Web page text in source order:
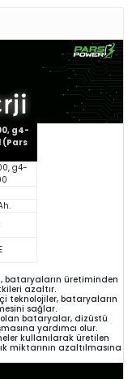
g4-
(Pars
g4-
bataryaların üretiminden
azaltır.
teknolojiler, bataryaların
sağlar.
bataryalar, dizüstü
yardımcı olur.
kullanılarak üretilen
miktarının azaltılmasına